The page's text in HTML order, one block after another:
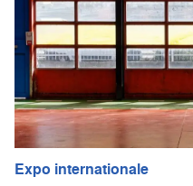
Expo internationale